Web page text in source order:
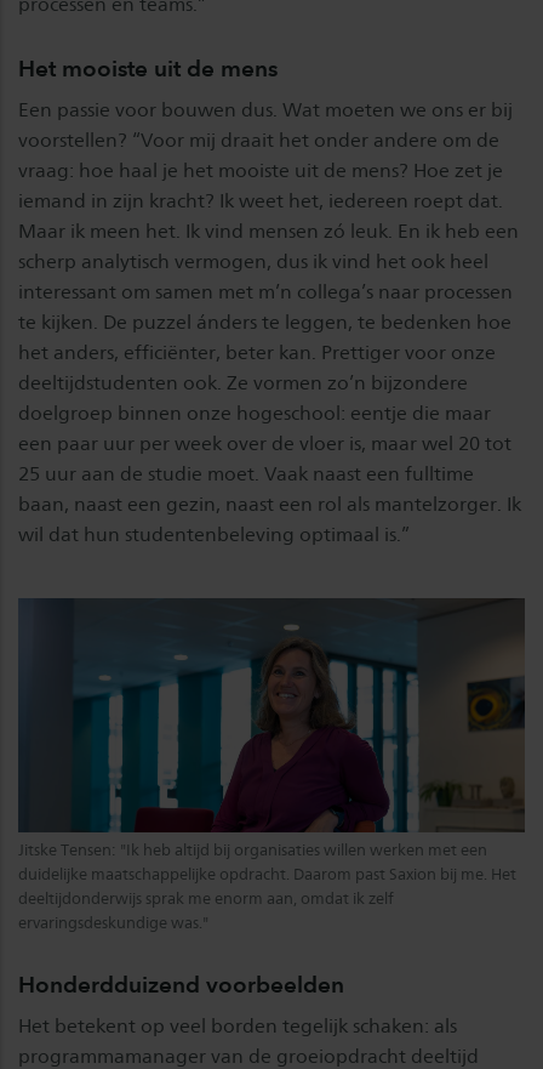
Het mooiste uit de mens
Een passie voor bouwen dus. Wat moeten we ons er bij
voorstellen? “Voor mij draait het onder andere om de
vraag: hoe haal je het mooiste uit de mens? Hoe zet je
iemand in zijn kracht? Ik weet het, iedereen roept dat.
Maar ik meen het. Ik vind mensen zó leuk. En ik heb een
scherp analytisch vermogen, dus ik vind het ook heel
interessant om samen met m’n collega’s naar processen
te kijken. De puzzel ánders te leggen, te bedenken hoe
het anders, efficiënter, beter kan. Prettiger voor onze
deeltijdstudenten ook. Ze vormen zo’n bijzondere
doelgroep binnen onze hogeschool: eentje die maar
een paar uur per week over de vloer is, maar wel 20 tot
25 uur aan de studie moet. Vaak naast een fulltime
baan, naast een gezin, naast een rol als mantelzorger. Ik
wil dat hun studentenbeleving optimaal is.”
Jitske Tensen: "Ik heb altijd bij organisaties willen werken met een
duidelijke maatschappelijke opdracht. Daarom past Saxion bij me. Het
deeltijdonderwijs sprak me enorm aan, omdat ik zelf
ervaringsdeskundige was."
Honderdduizend voorbeelden
Het betekent op veel borden tegelijk schaken: als
programmamanager van de groeiopdracht deeltijd